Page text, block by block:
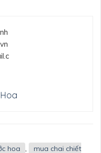
hoa , mua chai chiết